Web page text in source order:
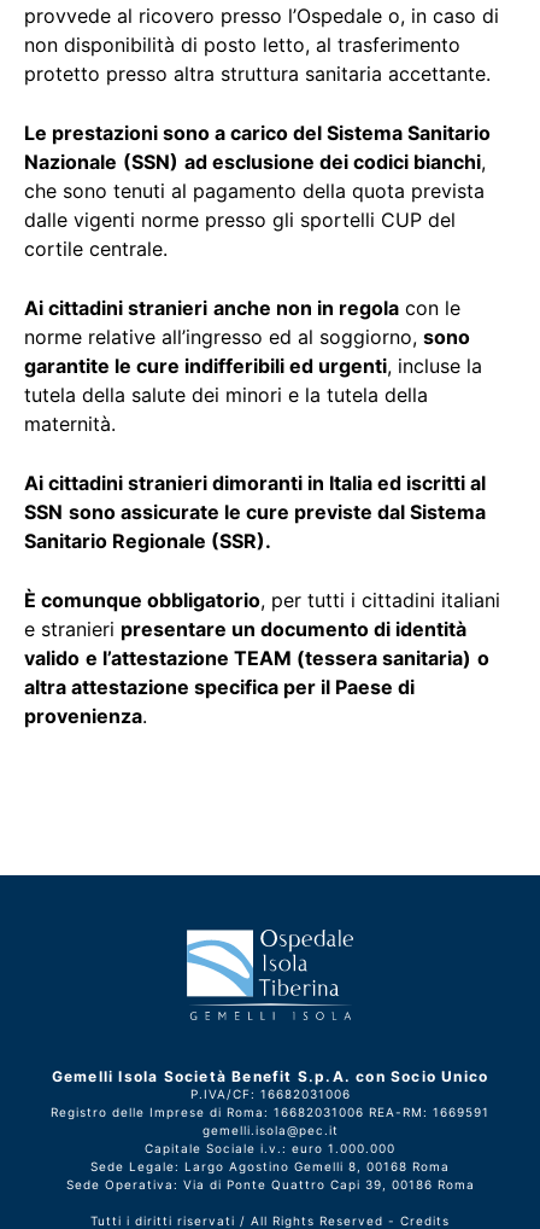
provvede al ricovero presso l’Ospedale o, in caso di
non disponibilità di posto letto, al trasferimento
protetto presso altra struttura sanitaria accettante.
Le prestazioni sono a carico del Sistema Sanitario
Nazionale (SSN) ad esclusione dei codici bianchi,
che sono tenuti al pagamento della quota prevista
dalle vigenti norme presso gli sportelli CUP del
cortile centrale.
Ai cittadini stranieri anche non in regola con le
norme relative all’ingresso ed al soggiorno, sono
garantite le cure indifferibili ed urgenti, incluse la
tutela della salute dei minori e la tutela della
maternità.
Ai cittadini stranieri dimoranti in Italia ed iscritti al
SSN sono assicurate le cure previste dal Sistema
Sanitario Regionale (SSR).
È comunque obbligatorio, per tutti i cittadini italiani
e stranieri presentare un documento di identità
valido e l’attestazione TEAM (tessera sanitaria) o
altra attestazione specifica per il Paese di
provenienza.
Gemelli Isola Società Benefit S.p.A. con Socio Unico
P.IVA/CF: 16682031006
Registro delle Imprese di Roma: 16682031006 REA-RM: 1669591
gemelli.isola@pec.it
Capitale Sociale i.v.: euro 1.000.000
Sede Legale: Largo Agostino Gemelli 8, 00168 Roma
Sede Operativa: Via di Ponte Quattro Capi 39, 00186 Roma
Tutti i diritti riservati / All Rights Reserved - Credits